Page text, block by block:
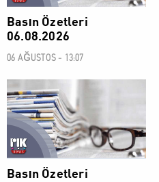
Basın Özetleri
06.08.2026
06 AĞUSTOS - 13:07
Basın Özetleri